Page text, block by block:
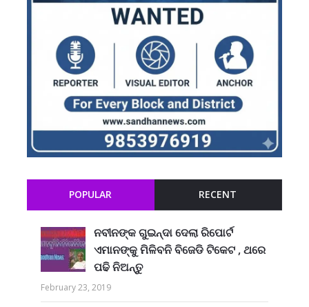
POPULAR RECENT
ନବୀନଙ୍କ ଗୁଇନ୍ଦା ଦେଲା ରିପୋର୍ଟ
ଏମାନଙ୍କୁ ମିଳିବନି ବିଜେଡି ଟିକେଟ , ଥରେ
ପଢି ନିଅନ୍ତୁ
February 23, 2019